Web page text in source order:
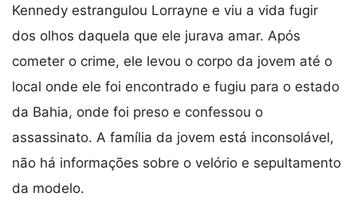
Kennedy estrangulou Lorrayne e viu a vida fugir
dos olhos daquela que ele jurava amar. Após
cometer o crime, ele levou o corpo da jovem até o
local onde ele foi encontrado e fugiu para o estado
da Bahia, onde foi preso e confessou o
assassinato. A família da jovem está inconsolável,
não há informações sobre o velório e sepultamento
da modelo.